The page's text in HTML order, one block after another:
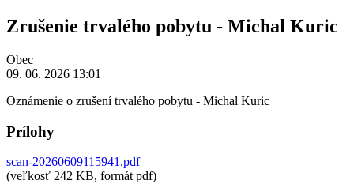
Zrušenie trvalého pobytu - Michal Kuric
Obec
09. 06. 2026 13:01
Oznámenie o zrušení trvalého pobytu - Michal Kuric
Prílohy
scan-20260609115941.pdf
(veľkosť 242 KB, formát pdf)